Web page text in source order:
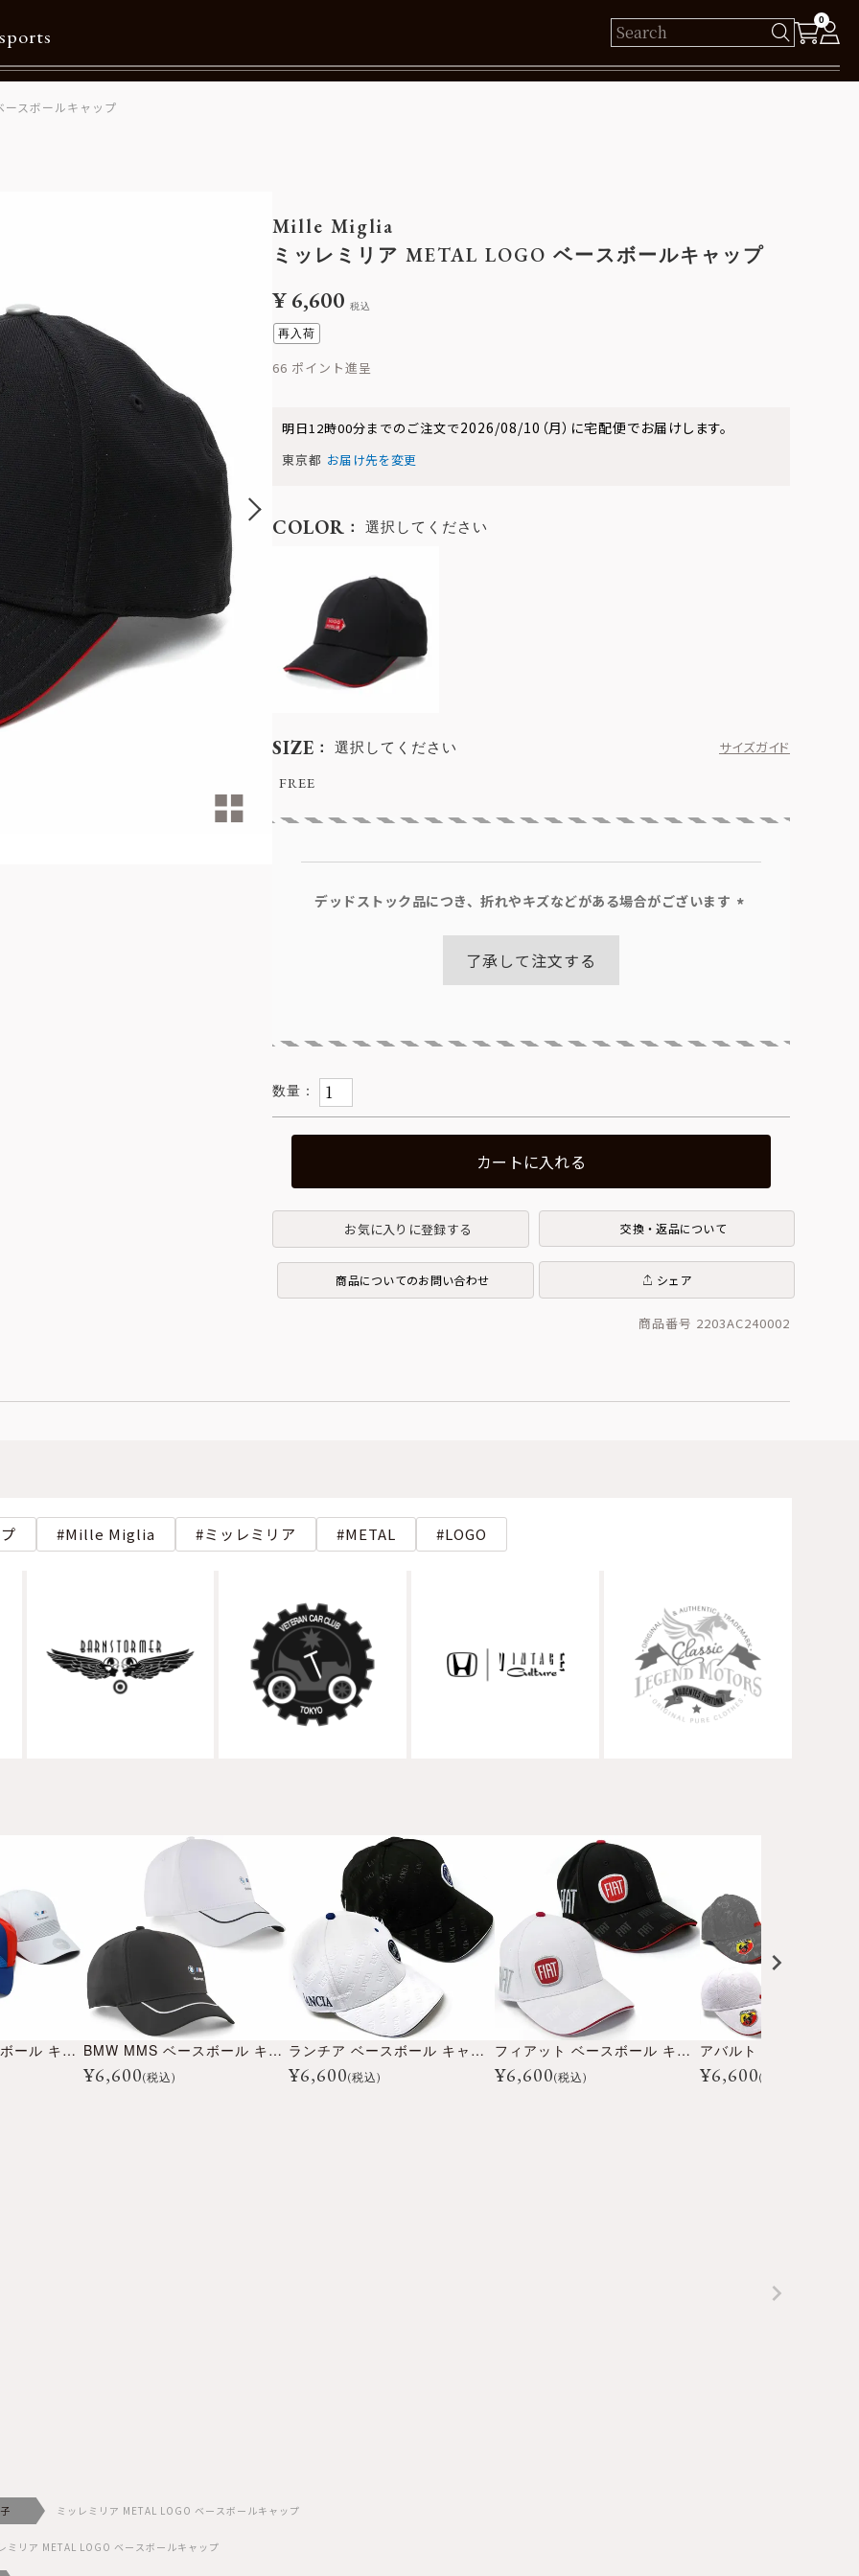
ログイン
0
リクルート
スボールキャップ
Mille Miglia
ミッレミリア METAL LOGO ベースボールキャップ
¥6,600 税込
再入荷
66
明日12時00分までのご注文で2026/08/10（月） に宅配便でお届けします。
東京都 お届け先を変更
SIZE 選択してください
サイズガイド
FREE
COLOR 選択してください
デッドストック品につき、折れやキズなどがある場合がございます
了承して注文する
カートに入れる
お気に入りに登録する 交換・返品について
商品についてのお問い合わせ シェア
商品番号 2203AC240002
Mille Miglia ミッレミリア METAL LOGO
BMW MMS ベースボール キャップ BMW MMS ベースボール キャップ
¥6,600(税込)
ランチア ベースボール キャップ
¥6,600(税込)
フィアット ベースボール キャップ
¥6,600(税込) ¥6,600(税込)
ミッレミリア METAL LOGO ベースボールキャップ
ミリア METAL LOGO ベースボールキャップ